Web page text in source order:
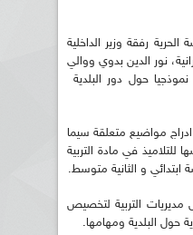
رفقة وزير الداخلية
نور الدين بدوي ووالي
حول دور البلدية
ادراج مواضيع متعلقة سيما
للتلاميذ في مادة التربية
ابتدائي و الثانية متوسط.
مديريات التربية لتخصيص
حول البلدية ومهامها.